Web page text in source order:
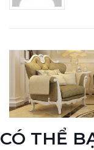
CÓ THỂ